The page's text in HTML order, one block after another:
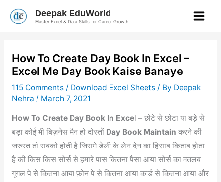
Deepak EduWorld
Master Excel & Data Skills for Career Growth
How To Create Day Book In Excel –
Excel Me Day Book Kaise Banaye
115 Comments / Download Excel Sheets/ By Deepak
Nehra / March 7, 2021
How To Create Day Book In Excel – छोटे से छोटा या बड़े से
बड़ा कोई भी बिज़नेस मैन हो दोस्तों Day Book Maintain करने की
जरुरत तो सबको होती है जिसमे डेली के लेन देन का हिसाब किताब होता
है की किस किस सोर्स से हमारे पास कितना पैसा आया सोर्स का मतलब
गूगल पे से कितना आया फ़ोन पे से कितना आया कार्ड से कितना आया और